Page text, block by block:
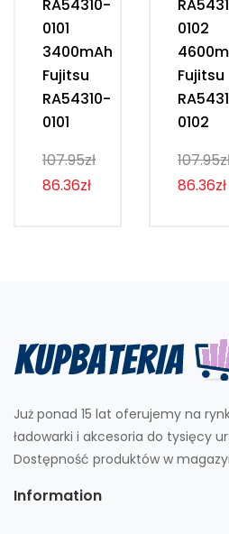
RA54310-
0101
3400mAh
Fujitsu
RA54310-
0101
107.95zł
86.36zł
0102
Fujitsu
0102
86.36zł
Już ponad 15 lat oferujemy na
ładowarki i akcesoria do tysięcy
Dostępność produktów w
Information